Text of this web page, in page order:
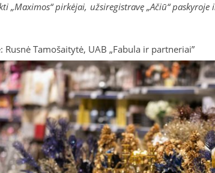
„Maximos“ pirkėjai, užsiregistravę „Ačiū“
Rusnė Tamošaitytė, UAB „Fabula ir partneriai”